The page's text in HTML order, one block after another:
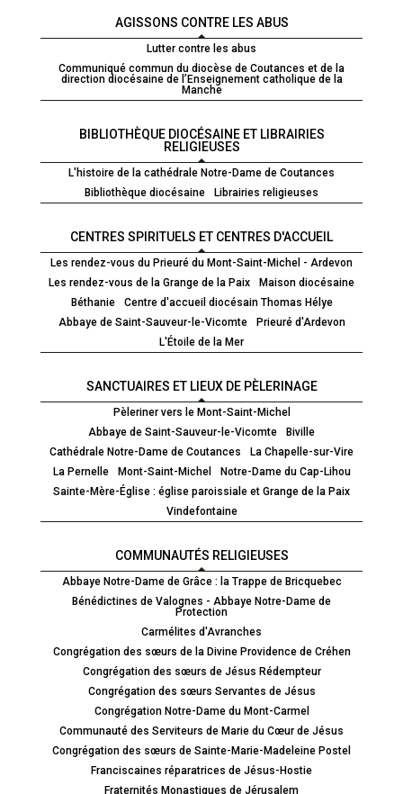
AGISSONS CONTRE LES ABUS
Lutter contre les abus
Communiqué commun du diocèse de Coutances et de la
direction diocésaine de l’Enseignement catholique de la
Manche
BIBLIOTHÈQUE DIOCÉSAINE ET LIBRAIRIES
RELIGIEUSES
L'histoire de la cathédrale Notre-Dame de Coutances
Bibliothèque diocésaine
Librairies religieuses
CENTRES SPIRITUELS ET CENTRES D'ACCUEIL
Les rendez-vous du Prieuré du Mont-Saint-Michel - Ardevon
Les rendez-vous de la Grange de la Paix
Maison diocésaine
Béthanie
Centre d'accueil diocésain Thomas Hélye
Abbaye de Saint-Sauveur-le-Vicomte
Prieuré d'Ardevon
L'Étoile de la Mer
SANCTUAIRES ET LIEUX DE PÈLERINAGE
Pèleriner vers le Mont-Saint-Michel
Abbaye de Saint-Sauveur-le-Vicomte
Biville
Cathédrale Notre-Dame de Coutances
La Chapelle-sur-Vire
La Pernelle
Mont-Saint-Michel
Notre-Dame du Cap-Lihou
Sainte-Mère-Église : église paroissiale et Grange de la Paix
Vindefontaine
COMMUNAUTÉS RELIGIEUSES
Abbaye Notre-Dame de Grâce : la Trappe de Bricquebec
Bénédictines de Valognes - Abbaye Notre-Dame de
Protection
Carmélites d'Avranches
Congrégation des sœurs de la Divine Providence de Créhen
Congrégation des sœurs de Jésus Rédempteur
Congrégation des sœurs Servantes de Jésus
Congrégation Notre-Dame du Mont-Carmel
Communauté des Serviteurs de Marie du Cœur de Jésus
Congrégation des sœurs de Sainte-Marie-Madeleine Postel
Franciscaines réparatrices de Jésus-Hostie
Fraternités Monastiques de Jérusalem
02
33
76
5 rue Cardinal
Guyot
Coutances
Cedex